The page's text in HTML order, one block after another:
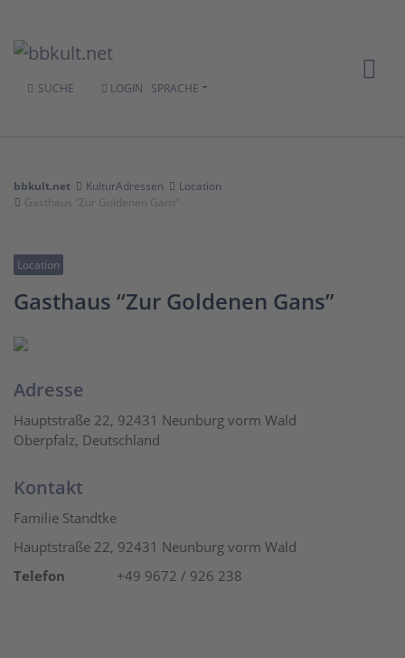
SUCHE LOGIN SPRACHE
bbkult.net KulturAdressen
Location
Gasthaus “Zur Goldenen Gans”
Location
Gasthaus “Zur Goldenen Gans”
Adresse
Hauptstraße 22, 92431 Neunburg vorm Wald
Oberpfalz, Deutschland
Kontakt
Familie Standtke
Hauptstraße 22, 92431 Neunburg vorm Wald
Telefon
+49 9672 / 926 238